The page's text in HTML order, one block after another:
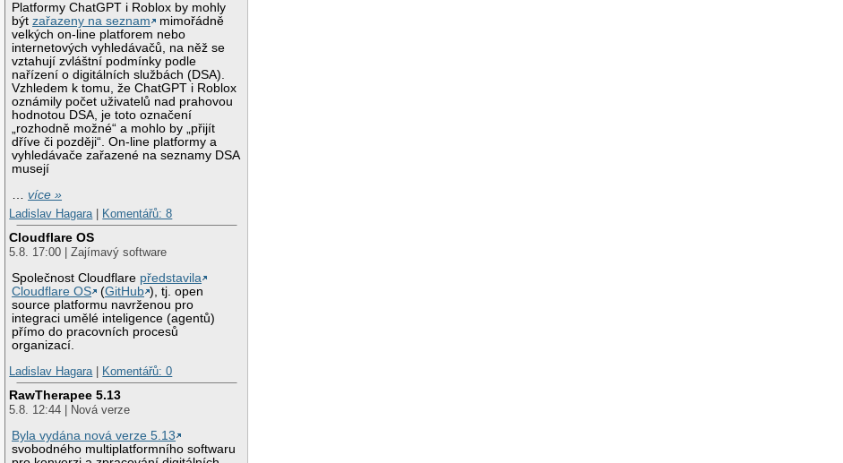
Platformy ChatGPT i Roblox by mohly
býtzařazeny na seznam
mimořádně
velkých on-line platforem nebo
internetových vyhledávačů, na něž se
vztahují zvláštní podmínky podle
nařízení o digitálních službách (DSA).
Vzhledem k tomu, že ChatGPT i Roblox
oznámily počet uživatelů nad prahovou
hodnotou DSA, je toto označení
„rozhodně možné“ a mohlo by „přijít
dříve či později“. On-line platformy a
vyhledávače zařazené na seznamy DSA
musejí
…více »
Ladislav Hagara| Komentářů: 8
Cloudflare OS
5.8. 17:00 | Zajímavý software
Společnost Cloudflare představila
Cloudflare OS
(GitHub ), tj. open
source platformu navrženou pro
integraci umělé inteligence (agentů)
přímo do pracovních procesů
organizací.
Ladislav Hagara| Komentářů: 0
RawTherapee 5.13
5.8. 12:44 | Nová verze
Byla vydána nová verze 5.13
svobodného multiplatformního softwaru